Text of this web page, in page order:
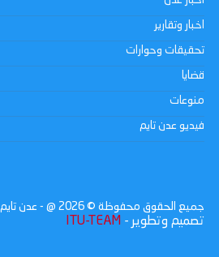
اخبار وتقارير
تحقيقات وحوارات
قضايا
منوعات
فيديو عدن تايم
جميع الحقوق محفوظة © 2026 @ - عدن تايم
تصميم وتطوير - ITU-TEAM